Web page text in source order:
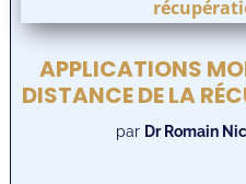
APPLICATIONS
DISTANCE DE LA
par Dr Romain